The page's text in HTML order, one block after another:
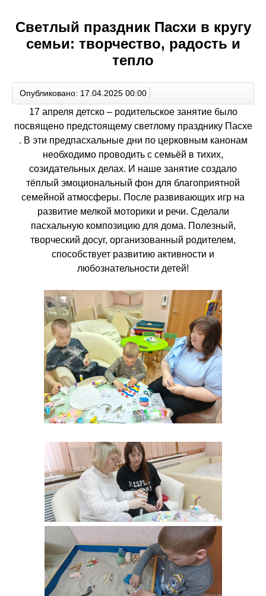
Светлый праздник Пасхи в кругу
семьи: творчество, радость и
тепло
Опубликовано: 17.04.2025 00:00
17 апреля детско – родительское занятие было
посвящено предстоящему светлому празднику Пасхе
. В эти предпасхальные дни по церковным канонам
необходимо проводить с семьёй в тихих,
созидательных делах. И наше занятие создало
тёплый эмоциональный фон для благоприятной
семейной атмосферы. После развивающих игр на
развитие мелкой моторики и речи. Сделали
пасхальную композицию для дома. Полезный,
творческий досуг, организованный родителем,
способствует развитию активности и
любознательности детей!